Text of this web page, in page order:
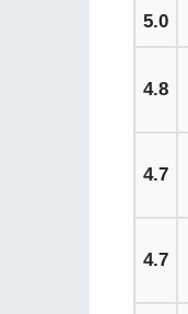
5.0
4.8
4.7
4.7